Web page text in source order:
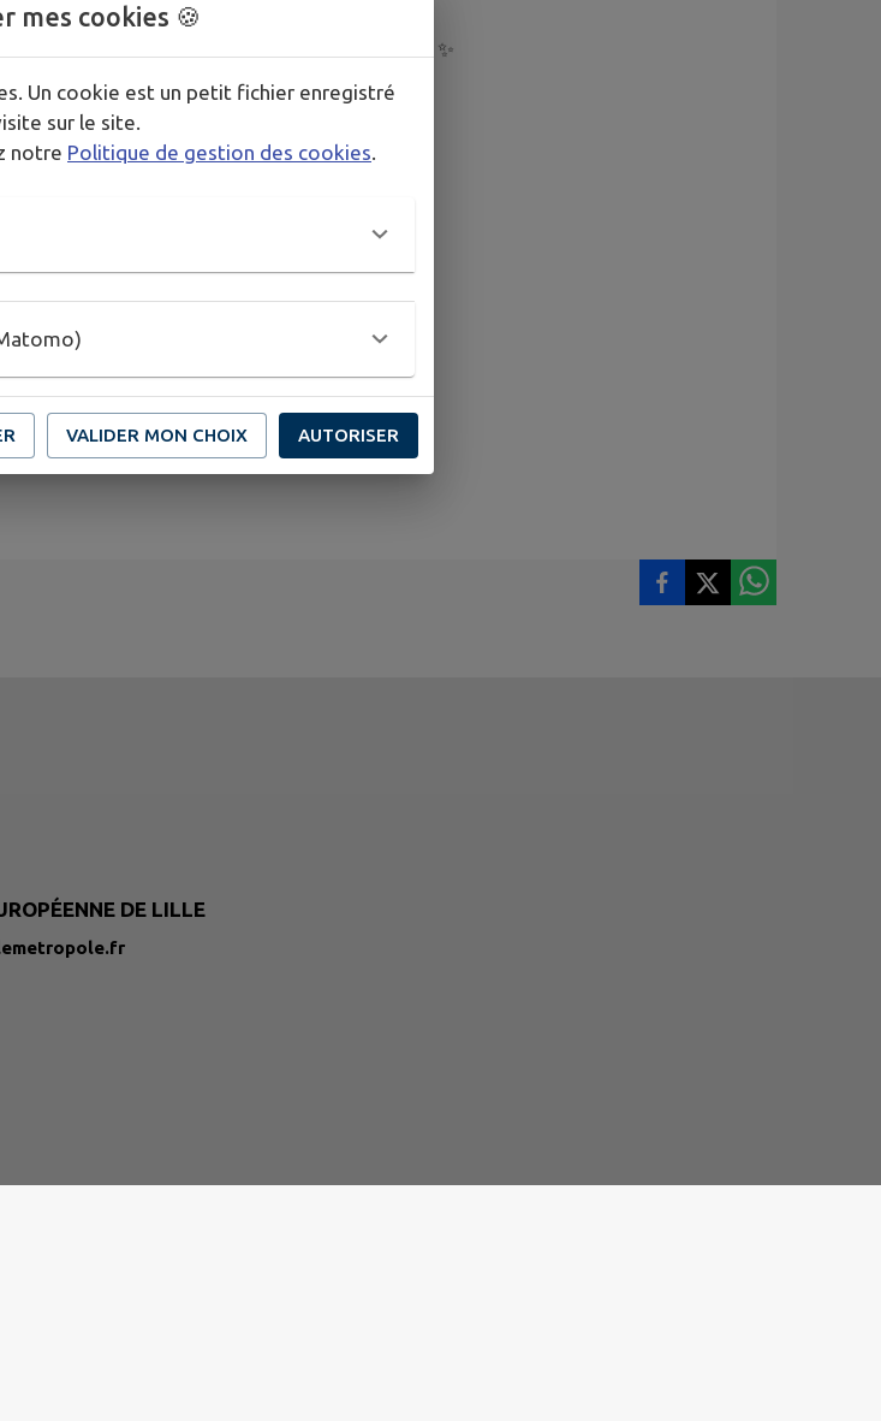
bien riche pour les enfants des mercredis. ✨
DE LILLE
mes cookies 🍪
Un cookie est un petit fichier enregistré
sur le site.
notre Politique de gestion des cookies
VALIDER MON CHOIX AUTORISER